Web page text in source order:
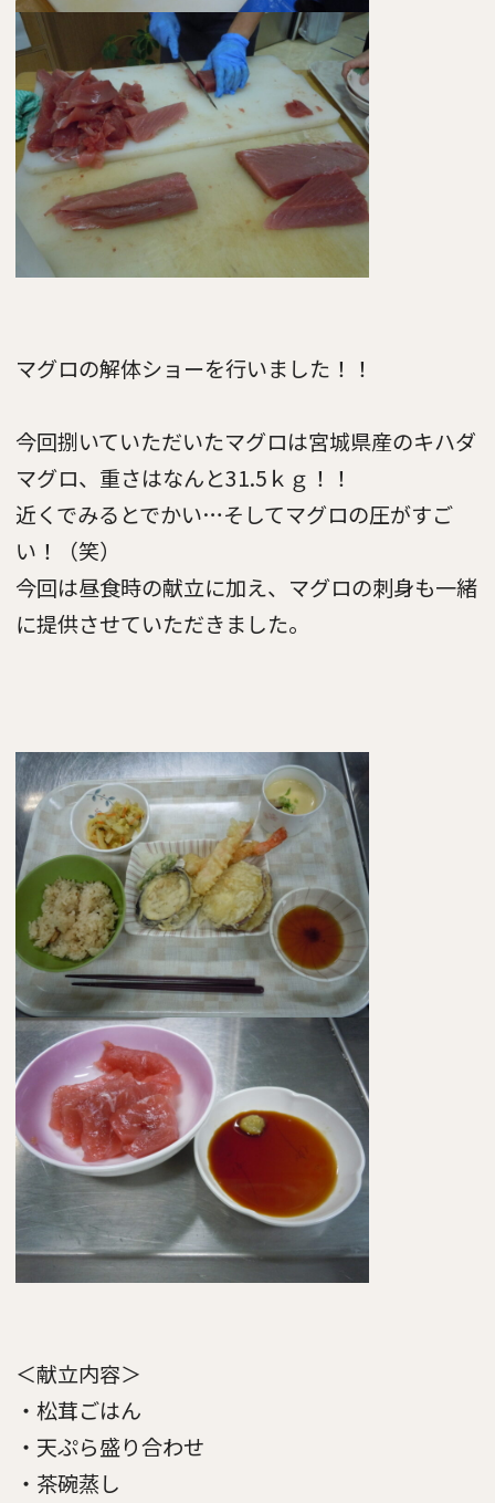
マグロの解体ショーを行いました！！
今回捌いていただいたマグロは宮城県産のキハダ
マグロ、重さはなんと31.5ｋｇ！！
近くでみるとでかい…そしてマグロの圧がすご
い！（笑）
今回は昼食時の献立に加え、マグロの刺身も一緒
に提供させていただきました。
＜献立内容＞
・松茸ごはん
・天ぷら盛り合わせ
・茶碗蒸し